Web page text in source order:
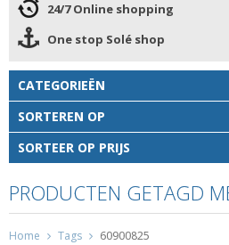
24/7 Online shopping
One stop Solé shop
CATEGORIEËN
SORTEREN OP
SORTEER OP PRIJS
PRODUCTEN GETAGD
Home Tags 60900825